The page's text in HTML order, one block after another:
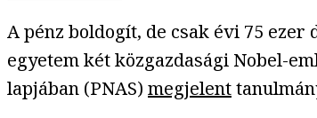
A pénz boldogít, de csak évi 75
egyetem két közgazdasági Nobel-
lapjában (PNAS) megjelent